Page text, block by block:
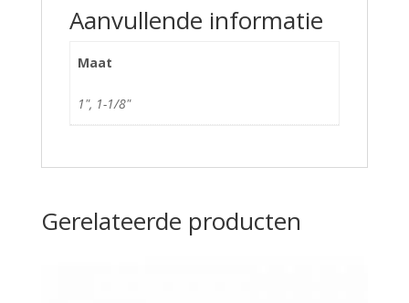
Aanvullende informatie
Maat
1", 1-1/8"
Gerelateerde producten